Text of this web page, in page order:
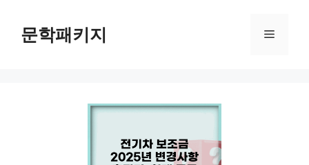
문학패키지 메